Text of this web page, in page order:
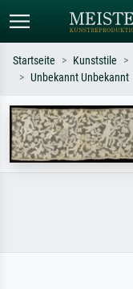
Suchen Sie nach Künstlern,
oder Stilen – z.B.
Sternennacht,
Hokusai, Akt.
Startseite Kunststile
Unbekannt Unbekannt